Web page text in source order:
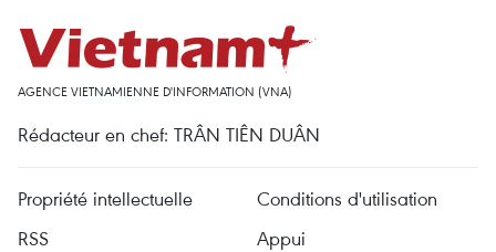
AGENCE VIETNAMIENNE D'INFORMATION (VNA)
Rédacteur en chef: TRÂN TIÊN DUÂN
Propriété intellectuelle
Conditions d'utilisation
RSS
Appui